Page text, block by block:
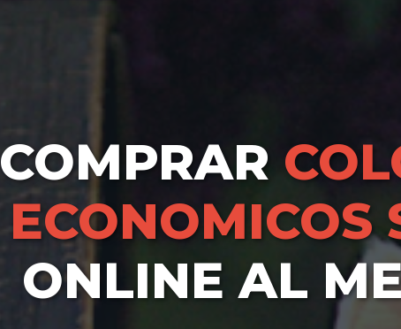
COMPRAR
ECONOMICOS
ONLINE AL